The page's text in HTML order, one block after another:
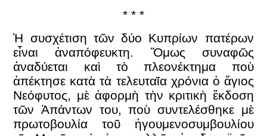
* * *
Ἡ συσχέτιση τῶν δύο Κυπρίων πατέρων
εἶναι ἀναπόφευκτη. Ὅμως συναφῶς
ἀναδύεται καὶ τὸ πλεονέκτημα ποὺ
ἀπέκτησε κατὰ τὰ τελευταῖα χρόνια ὁ ἅγιος
Νεόφυτος, μὲ ἀφορμὴ τὴν κριτικὴ ἔκδοση
τῶν Ἁπάντων του, ποὺ συντελέσθηκε μὲ
πρωτοβουλία τοῦ ἡγουμενοσυμβουλίου